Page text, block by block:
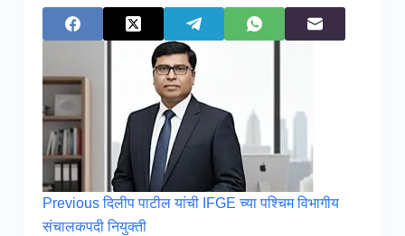
Previousदिलीप पाटील यांची IFGE च्या पश्चिम विभागीय
संचालकपदी नियुक्ती